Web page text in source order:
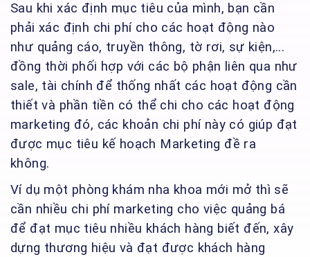
Sau khi xác định mục tiêu của mình, bạn cần
phải xác định chi phí cho các hoạt động nào
như quảng cáo, truyền thông, tờ rơi, sự kiện,...
đồng thời phối hợp với các bộ phận liên qua như
sale, tài chính để thống nhất các hoạt động cần
thiết và phần tiền có thể chi cho các hoạt động
marketing đó, các khoản chi phí này có giúp đạt
được mục tiêu kế hoạch Marketing đề ra
không.
Ví dụ một phòng khám nha khoa mới mở thì sẽ
cần nhiều chi phí marketing cho việc quảng bá
để đạt mục tiêu nhiều khách hàng biết đến, xây
dựng thương hiệu và đạt được khách hàng